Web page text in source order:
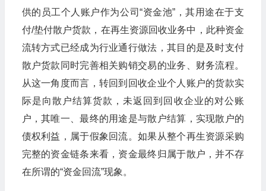
供的员工个人账户作为公司“资金池”，其用途在于支
付/垫付散户货款，在再生资源回收业务中，此种资金
流转方式已经成为行业通行做法，其目的是及时支付
散户货款同时完善相关购销交易的业务、财务流程。
从这一角度而言，转回到回收企业个人账户的货款实
际是向散户结算货款，未返回到回收企业的对公账
户，其唯一、最终的用途是与散户结算，实现散户的
债权利益，属于假象回流。如果从整个再生资源采购
完整的资金链条来看，资金最终归属于散户，并不存
在所谓的“资金回流”现象。